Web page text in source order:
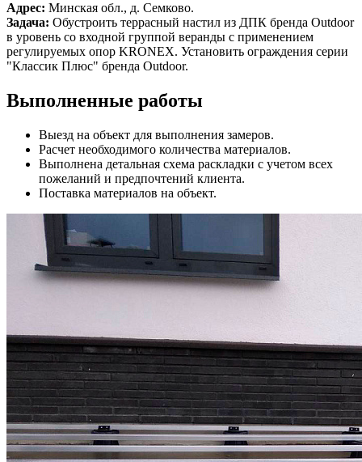
Адрес: Минская обл., д. Семково.
Задача: Обустроить террасный настил из ДПК бренда Outdoor
в уровень со входной группой веранды с применением
регулируемых опор KRONEX. Установить ограждения серии
"Классик Плюс" бренда Outdoor.
Выполненные работы
Выезд на объект для выполнения замеров.
Расчет необходимого количества материалов.
Выполнена детальная схема раскладки с учетом всех
пожеланий и предпочтений клиента.
Поставка материалов на объект.